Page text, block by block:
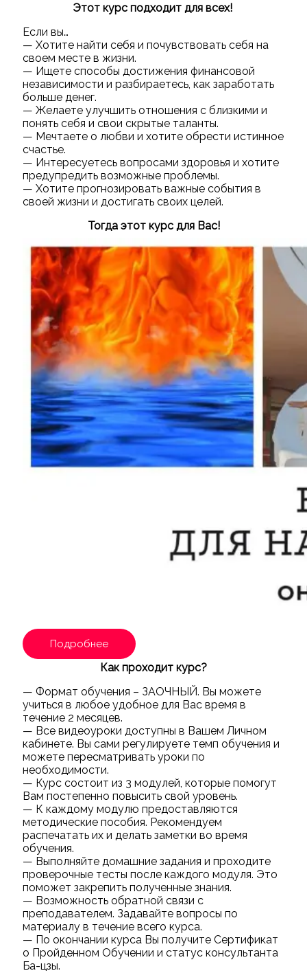
Этот курс подходит для всех!
Если вы…
— Хотите найти себя и почувствовать себя на
своем месте в жизни.
— Ищете способы достижения финансовой
независимости и разбираетесь, как заработать
больше денег.
— Желаете улучшить отношения с близкими и
понять себя и свои скрытые таланты.
— Мечтаете о любви и хотите обрести истинное
счастье.
— Интересуетесь вопросами здоровья и хотите
предупредить возможные проблемы.
— Хотите прогнозировать важные события в
своей жизни и достигать своих целей.
Тогда этот курс для Вас!
Подробнее
Как проходит курс?
— Формат обучения – ЗАОЧНЫЙ. Вы можете
учиться в любое удобное для Вас время в
течение 2 месяцев.
— Все видеоуроки доступны в Вашем Личном
кабинете. Вы сами регулируете темп обучения и
можете пересматривать уроки по
необходимости.
— Курс состоит из 3 модулей, которые помогут
Вам постепенно повысить свой уровень.
— К каждому модулю предоставляются
методические пособия. Рекомендуем
распечатать их и делать заметки во время
обучения.
— Выполняйте домашние задания и проходите
проверочные тесты после каждого модуля. Это
поможет закрепить полученные знания.
— Возможность обратной связи с
преподавателем. Задавайте вопросы по
материалу в течение всего курса.
— По окончании курса Вы получите Сертификат
о Пройденном Обучении и статус консультанта
Ба-цзы.